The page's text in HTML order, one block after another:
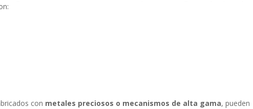
con metales preciosos o mecanismos de alta gama, pueden